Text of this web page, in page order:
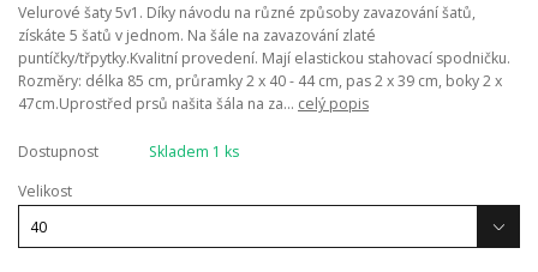
Velurové šaty 5v1. Díky návodu na různé způsoby zavazování šatů,
získáte 5 šatů v jednom. Na šále na zavazování zlaté
puntíčky/třpytky.Kvalitní provedení. Mají elastickou stahovací spodničku.
Rozměry: délka 85 cm, průramky 2 x 40 - 44 cm, pas 2 x 39 cm, boky 2 x
47cm.Uprostřed prsů našita šála na za... celý popis
Dostupnost
Skladem 1 ks
Velikost